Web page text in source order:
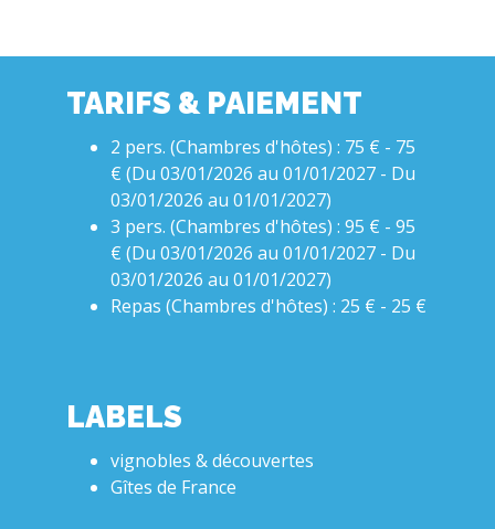
TARIFS & PAIEMENT
2 pers. (Chambres d'hôtes) : 75 € - 75
€ (Du 03/01/2026 au 01/01/2027 - Du
03/01/2026 au 01/01/2027)
3 pers. (Chambres d'hôtes) : 95 € - 95
€ (Du 03/01/2026 au 01/01/2027 - Du
03/01/2026 au 01/01/2027)
Repas (Chambres d'hôtes) : 25 € - 25 €
LABELS
vignobles & découvertes
Gîtes de France